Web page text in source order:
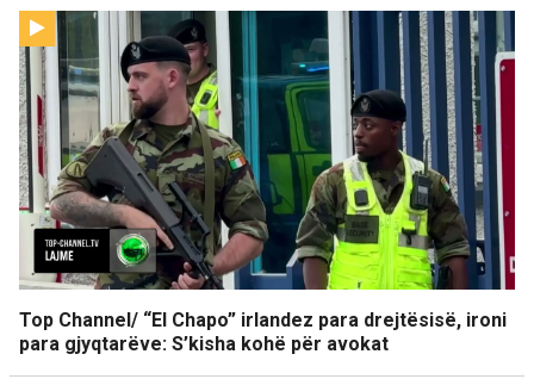
Top Channel/ “El Chapo” irlandez para drejtësisë, ironi
para gjyqtarëve: S’kisha kohë për avokat